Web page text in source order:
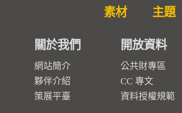
素材 主題
關於我們
網站簡介
夥伴介紹
策展平臺
開放資料
公共財專區
CC 專文
資料授權規範